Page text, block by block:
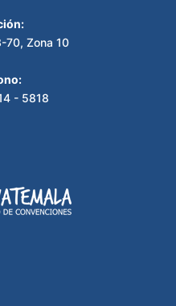
70, Zona 10
- 5818